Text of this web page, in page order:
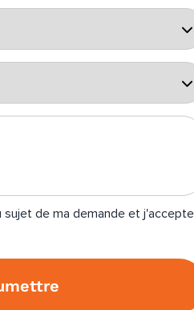
de ma demande et